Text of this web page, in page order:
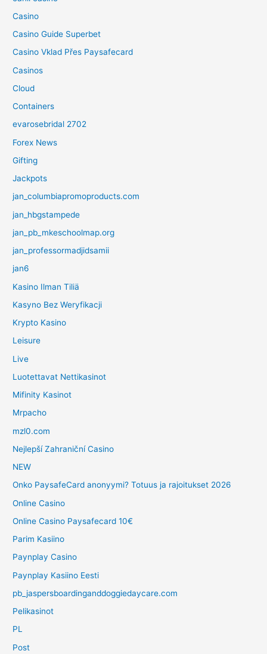
Casino
Casino Guide Superbet
Casino Vklad Přes Paysafecard
Casinos
Cloud
Containers
evarosebridal 2702
Forex News
Gifting
Jackpots
jan_columbiapromoproducts.com
jan_hbgstampede
jan_pb_mkeschoolmap.org
jan_professormadjidsamii
jan6
Kasino Ilman Tiliä
Kasyno Bez Weryfikacji
Krypto Kasino
Leisure
Live
Luotettavat Nettikasinot
Mifinity Kasinot
Mrpacho
mzl0.com
Nejlepší Zahraniční Casino
NEW
Onko PaysafeCard anonyymi? Totuus ja rajoitukset 2026
Online Casino
Online Casino Paysafecard 10€
Parim Kasiino
Paynplay Casino
Paynplay Kasiino Eesti
pb_jaspersboardinganddoggiedaycare.com
Pelikasinot
PL
Post